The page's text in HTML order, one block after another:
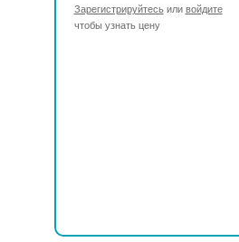
Зарегистрируйтесьили войдите
чтобы узнать цену